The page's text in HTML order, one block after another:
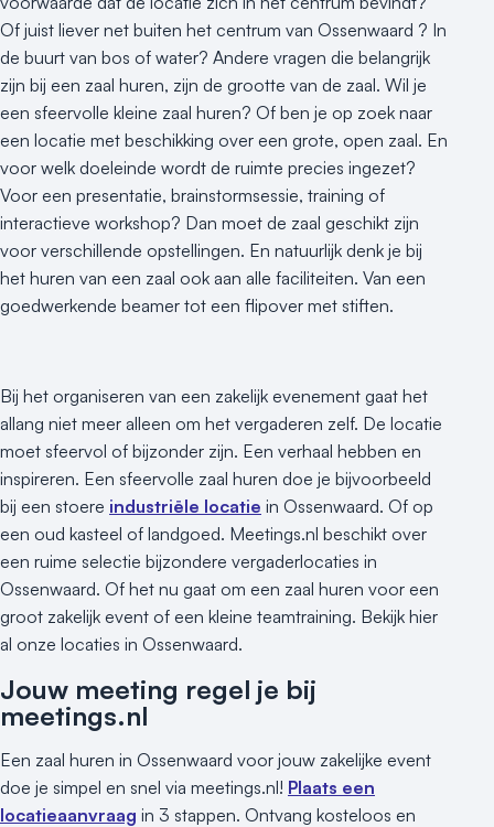
Of juist liever net buiten het centrum van Ossenwaard ? In
de buurt van bos of water? Andere vragen die belangrijk
zijn bij een zaal huren, zijn de grootte van de zaal. Wil je
een sfeervolle kleine zaal huren? Of ben je op zoek naar
een locatie met beschikking over een grote, open zaal. En
voor welk doeleinde wordt de ruimte precies ingezet?
Voor een presentatie, brainstormsessie, training of
interactieve workshop? Dan moet de zaal geschikt zijn
voor verschillende opstellingen. En natuurlijk denk je bij
het huren van een zaal ook aan alle faciliteiten. Van een
goedwerkende beamer tot een flipover met stiften.
Bij het organiseren van een zakelijk evenement gaat het
allang niet meer alleen om het vergaderen zelf. De locatie
moet sfeervol of bijzonder zijn. Een verhaal hebben en
inspireren. Een sfeervolle zaal huren doe je bijvoorbeeld
bij een stoere industriële locatie in Ossenwaard. Of op
een oud kasteel of landgoed. Meetings.nl beschikt over
een ruime selectie bijzondere vergaderlocaties in
Ossenwaard. Of het nu gaat om een zaal huren voor een
groot zakelijk event of een kleine teamtraining. Bekijk hier
al onze locaties in Ossenwaard.
Jouw meeting regel je bij
meetings.nl
Een zaal huren in Ossenwaard voor jouw zakelijke event
doe je simpel en snel via meetings.nl! Plaats een
locatieaanvraag in 3 stappen. Ontvang kosteloos en